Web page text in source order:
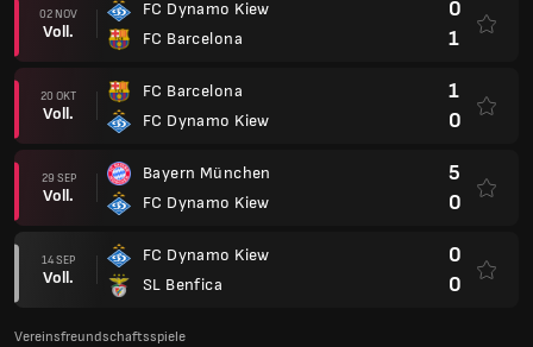
02 NOV
Voll.
FC Dynamo Kiew
FC Barcelona
0
1
20 OKT
Voll.
FC Barcelona
FC Dynamo Kiew
1
0
29 SEP
Voll.
Bayern München
FC Dynamo Kiew
5
0
14 SEP
Voll.
FC Dynamo Kiew
SL Benfica
0
0
Vereinsfreundschaftsspiele